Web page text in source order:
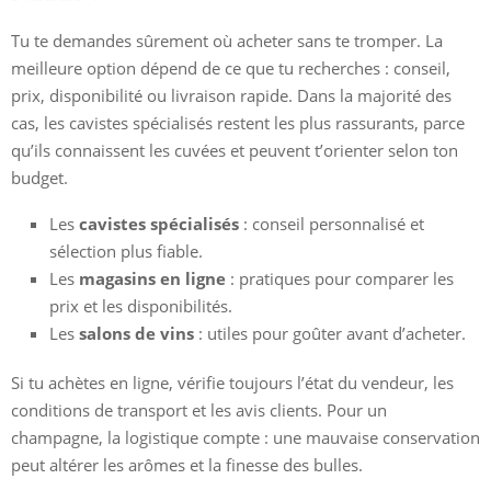
Tu te demandes sûrement où acheter sans te tromper. La
meilleure option dépend de ce que tu recherches : conseil,
prix, disponibilité ou livraison rapide. Dans la majorité des
cas, les cavistes spécialisés restent les plus rassurants, parce
qu’ils connaissent les cuvées et peuvent t’orienter selon ton
budget.
Les cavistes spécialisés : conseil personnalisé et
sélection plus fiable.
Les magasins en ligne : pratiques pour comparer les
prix et les disponibilités.
Les salons de vins : utiles pour goûter avant d’acheter.
Si tu achètes en ligne, vérifie toujours l’état du vendeur, les
conditions de transport et les avis clients. Pour un
champagne, la logistique compte : une mauvaise conservation
peut altérer les arômes et la finesse des bulles.